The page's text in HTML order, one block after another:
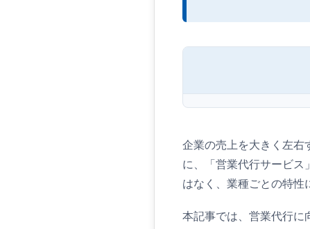
営業代行を活
営業代行に向
営業代行会社
企業の売上を大きく左右
に、「営業代行サービス
はなく、業種ごとの特性
本記事では、営業代行に